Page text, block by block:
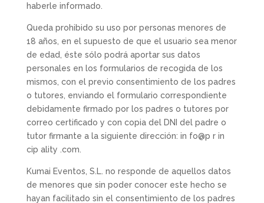
haberle informado.
Queda prohibido su uso por personas menores de
18 años, en el supuesto de que el usuario sea menor
de edad, éste sólo podrá aportar sus datos
personales en los formularios de recogida de los
mismos, con el previo consentimiento de los padres
o tutores, enviando el formulario correspondiente
debidamente firmado por los padres o tutores por
correo certificado y con copia del DNI del padre o
tutor firmante a la siguiente dirección: in fo@p r in
cip ality .com.
Kumai Eventos, S.L. no responde de aquellos datos
de menores que sin poder conocer este hecho se
hayan facilitado sin el consentimiento de los padres